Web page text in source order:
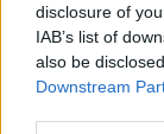
disclosure of
IAB’s list of
also be
Downstream
INCREDIBILE
"Quanti
impazziti
con